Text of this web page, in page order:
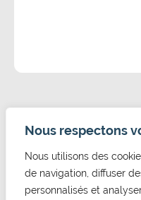
Nous respectons
Nous utilisons des
de navigation, diffuser
personnalisés et